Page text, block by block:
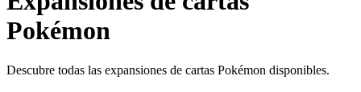
Pokémon
Descubre todas las expansiones de cartas Pokémon disponibles.